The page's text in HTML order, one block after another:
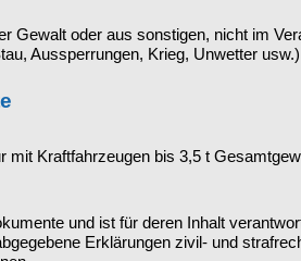
Gewalt oder aus sonstigen, nicht im
Aussperrungen, Krieg, Unwetter
Kraftfahrzeugen bis 3,5 t
und ist für deren Inhalt
Erklärungen zivil- und